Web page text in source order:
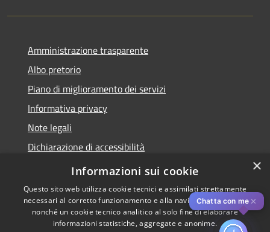
Amministrazione trasparente
Albo pretorio
Piano di miglioramento dei servizi
Informativa privacy
Note legali
Dichiarazione di accessibilità
Obiettivi di accessibilità per l'anno 2025
Copyright © 2026 • Comune di
Chatta con me ✕
×
Informazioni sui cookie
Questo sito web utilizza cookie tecnici e assimilati strettamente
necessari al corretto funzionamento e alla navigazione del sito,
nonché un cookie tecnico analitico al solo fine di elaborare
informazioni statistiche, aggregate e anonime.